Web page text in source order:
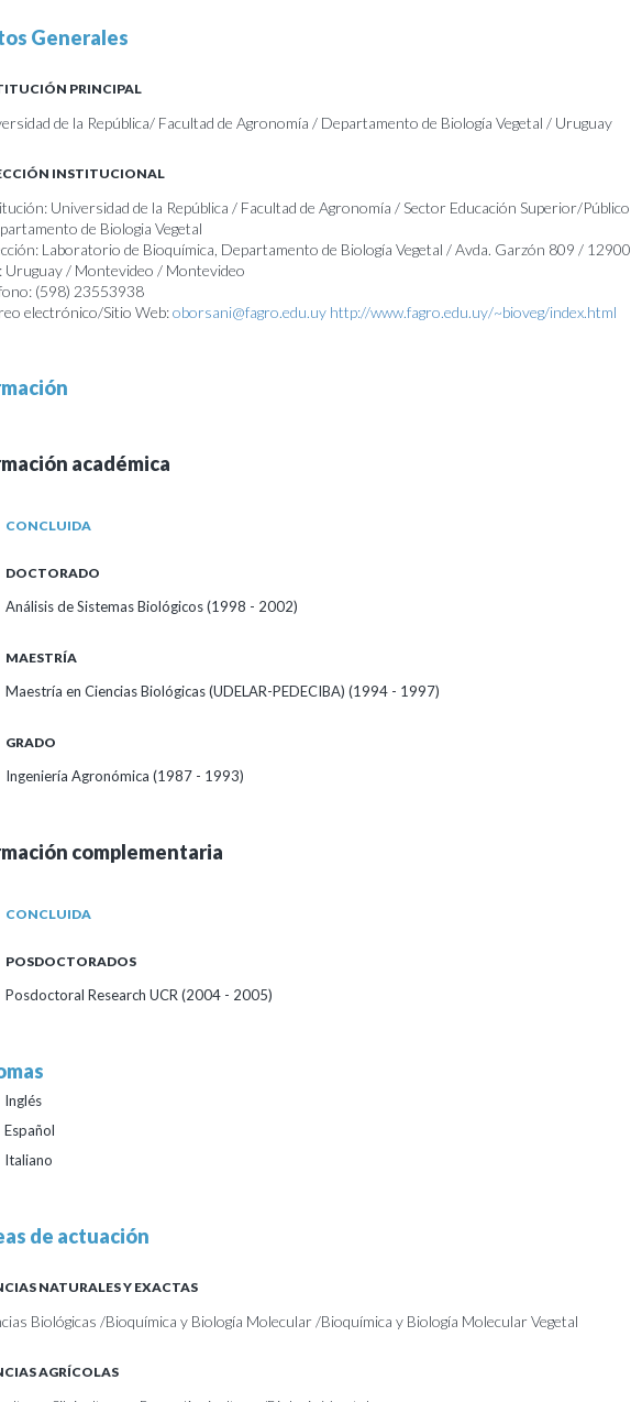
Generales
PRINCIPAL
de la República/ Facultad de Agronomía / Departamento de Biología Vegetal / Uruguay
INSTITUCIONAL
Universidad de la República / Facultad de Agronomía / Sector Educación Superior/Público
de Biologia Vegetal
Laboratorio de Bioquímica, Departamento de Biología Vegetal / Avda. Garzón 809 / 12900
Uruguay / Montevideo / Montevideo
(598) 23553938
electrónico/Sitio Web:oborsani@fagro.edu.uy http://www.fagro.edu.uy/~bioveg/index.html
académica
CONCLUIDA
DOCTORADO
Análisis de Sistemas Biológicos (1998 - 2002)
MAESTRÍA
Maestría en Ciencias Biológicas (UDELAR-PEDECIBA) (1994 - 1997)
GRADO
Ingeniería Agronómica (1987 - 1993)
complementaria
CONCLUIDA
POSDOCTORADOS
Posdoctoral Research UCR (2004 - 2005)
Inglés
Español
Italiano
de actuación
NATURALES Y EXACTAS
Biológicas /Bioquímica y Biología Molecular /Bioquímica y Biología Molecular Vegetal
AGRÍCOLAS